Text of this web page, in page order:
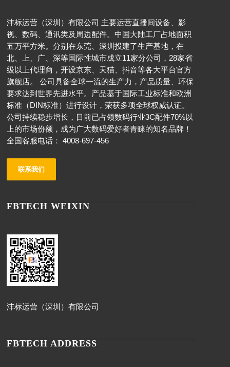
沣标运营（深圳）有限公司 主要运营直播间设备、影
视、数码、通讯类及周边配件。中国大陆工厂占地面积
五万平方米。分别在东莞、深圳投建了生产基地，在
北、上、广、深等国际性城市成立11家分公司，28家省
级以上代理商，开设京东、天猫、抖音等各大平台官方
旗舰店。 公司具备全球一流的生产力，产品质量、环保
要求达到世界先进水平。产品基于国际工业标准和欧洲
标准（DIN标准）进行设计，荣获多项全球权威认证。
公司持续稳步增长，目前已占领数码行业3C配件70%以
上的市场份额，成为广大数码爱好者青睐的知名品牌！
全国客服电话： 4008-697-456
联系我们
FBTECH WEIXIN
沣标运营（深圳）有限公司
FBTECH ADDRESS